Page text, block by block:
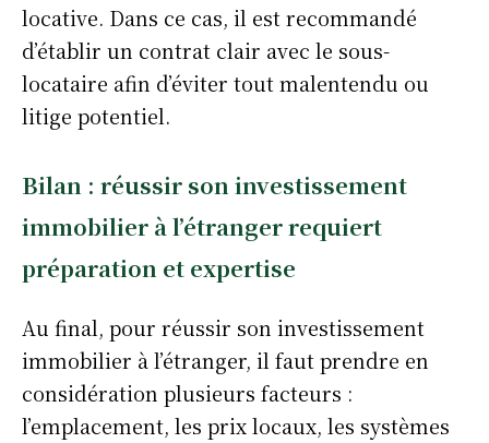
locative. Dans ce cas, il est recommandé
d’établir un contrat clair avec le sous-
locataire afin d’éviter tout malentendu ou
litige potentiel.
Bilan : réussir son investissement
immobilier à l’étranger requiert
préparation et expertise
Au final, pour réussir son investissement
immobilier à l’étranger, il faut prendre en
considération plusieurs facteurs :
l’emplacement, les prix locaux, les systèmes